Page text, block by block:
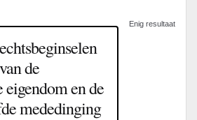
Enig resultaat
de
en de
mededinging